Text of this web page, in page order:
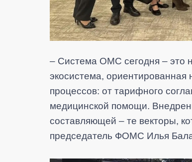
– Система ОМС сегодня – это
экосистема,
процессов: от тарифного
медицинской помощи.
составляющей – те векторы,
председатель ФОМС Илья